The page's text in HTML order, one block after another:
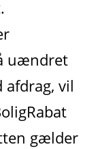
uændret
vil
gælder